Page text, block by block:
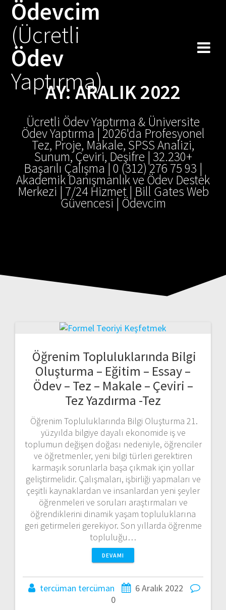
Ödevcim
(Ücretli
Ödev
Yaptırma)
AY:ARALIK 2022
Ücretli Ödev Yaptırma & Üniversite
Ödev Yaptırma | 2026'da Profesyonel
Tez, Proje, Makale, SPSS Analizi,
Sunum, Çeviri, Deşifre | 32.230+
Başarılı Çalışma | 0 (312) 276 75 93 |
Akademik Danışmanlık ve Ödev Destek
Merkezi | 7/24 Hizmet | Bill Gates Web
Güvencesi | Ödevcim
Öğrenim Topluluklarında Bilgi
Oluşturma – Eğitim – Essay –
Ödev – Tez – Makale – Çeviri –
Tez Yazdırma -Tez
Öğrenim Topluluklarında Bilgi Oluşturma 21.
yüzyılda bilgiye dayalı ekonomide iş ve
toplumun değişen doğası nedeniyle, öğrenciler
ve öğretmenler, yeni bilgi türleri gerektiren
karmaşık sorunlarla başa çıkmak için yollar
geliştirmelidir. Çalışmaları, işbirliği yapmaları ve
çeşitli kaynaklardan ve insanlardan yeni şeyler
öğrenmeleri ve soruları araştırmaları ve
öğrendiklerini dinamik yaşam topluluklarına
geri getirmeleri gerekiyor. Son yıllarda öğrenme
topluluğu…
DEVAMI
tercüman tercüman
6 Aralık 2022
0